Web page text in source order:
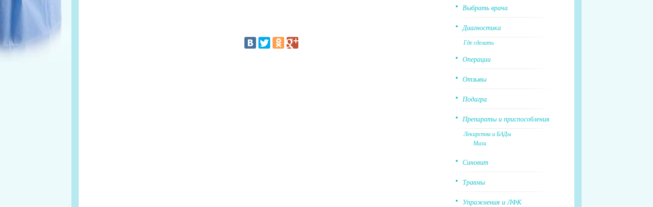
Выбрать врача
Диагностика
Где сделать
Операции
Отзывы
Подагра
Препараты и приспособления
Лекарства и БАДы
Мази
Синовит
Травмы
Упражнения и ЛФК